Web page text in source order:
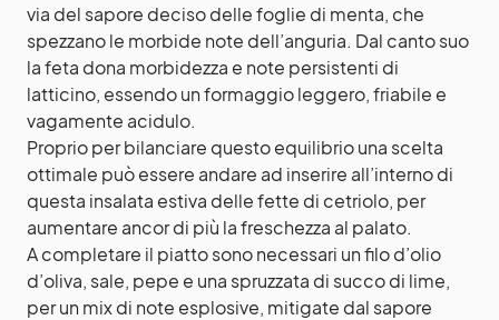
via del sapore deciso delle foglie di menta, che
spezzano le morbide note dell’anguria. Dal canto suo
lafeta dona morbidezza e note persistenti di
latticino, essendo un formaggio leggero, friabile e
vagamente acidulo.
Proprio per bilanciare questo equilibrio una scelta
ottimale può essere andare ad inserire all’interno di
questa insalata estiva delle fette di cetriolo, per
aumentare ancor di più la freschezza al palato.
A completare il piatto sono necessari un filo d’olio
d’oliva, sale, pepe e una spruzzata di succo di lime,
per un mix di note esplosive, mitigate dal sapore